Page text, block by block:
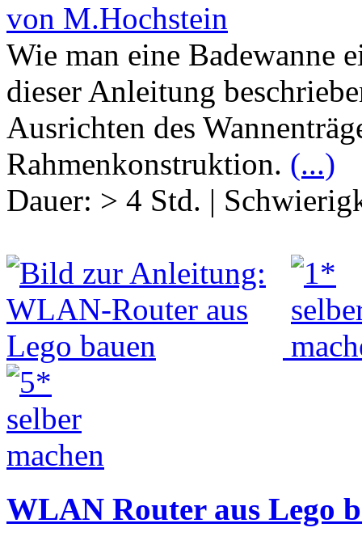
von M.Hochstein
Wie man eine Badewanne
dieser Anleitung
Ausrichten des
Rahmenkonstruktion. (...)
Dauer: > 4 Std. |
WLAN Router aus Lego